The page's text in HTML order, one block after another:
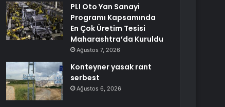
PLI Oto Yan Sanayi
Programı Kapsamında
En Çok Üretim Tesisi
Maharashtra’da Kuruldu
Ağustos 7, 2026
Konteyner yasak rant
serbest
Ağustos 6, 2026